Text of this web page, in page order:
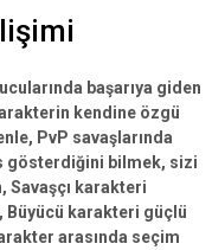
başarıya giden
kendine özgü
PvP savaşlarında
gösterdiğini bilmek, sizi
Savaşçı karakteri
Büyücü karakteri güçlü
arasında seçim